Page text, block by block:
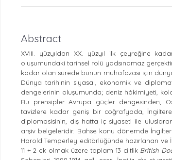
Abstract
XVIII. yüzyıldan XX. yüzyıl ilk çeyreğine
oluşumundaki tarihsel rolü yadsınamaz
kadar olan sürede bunun muhafazası için
Dünya tarihinin siyasal, ekonomik ve
dengelerinin oluşumunda; deniz hâkimiyeti,
Bu prensipler Avrupa güçler dengesinden,
tavizlere kadar geniş bir coğrafyada,
diplomasisinin, dış hatta iç siyaseti ile
arşiv belgeleridir. Bahse konu dönemde
Harold Temperley editörlüğünde hazırlanan ve
11 + 2 ek olmak üzere toplam 13 ciltlik British